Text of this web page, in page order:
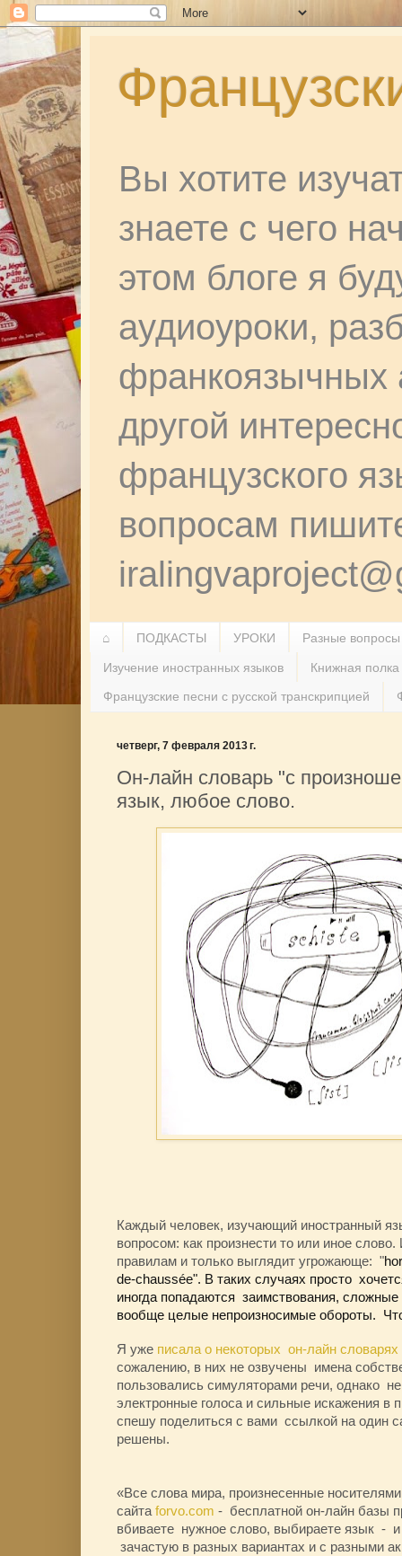
Вы хотите
знаете с чего
этом блоге я
аудиоуроки,
франкоязычных
другой
французского
вопросам
⌂ ПОДКАСТЫ УРОКИ Разные вопросы
Изучение иностранных языков Книжная полка
Французские песни с русской транскрипцией
четверг, 7 февраля 2013 г.
Он-лайн словарь "с
язык, любое слово.
Каждый человек, изучающий иностранный
вопросом: как произнести то или иное слово.
правилам и только выглядит угрожающе: "
de-chaussée". В таких случаях просто
иногда попадаются заимствования,
вообще целые непроизносимые обороты.
Я уже писала о некоторых он-лайн словарях
сожалению, в них не озвучены имена
пользовались симуляторами речи, однако
электронные голоса и сильные искажения
спешу поделиться с вами ссылкой на один
решены.
«Все слова мира, произнесенные
сайтаforvo.com - бесплатной он-лайн базы
вбиваете нужное слово, выбираете язык -
зачастую в разных вариантах и с разными